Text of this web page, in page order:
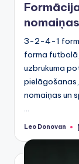
3-2-4-1
forma
uzbrukuma
nomaiņas un
…
Posted
Leo Donovan